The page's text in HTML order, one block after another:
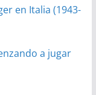
en Italia (1943-
a jugar